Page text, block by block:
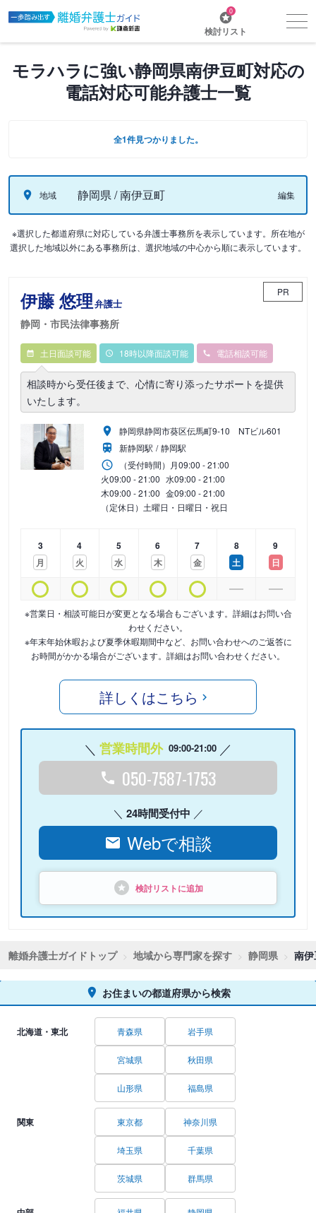
0
検討リスト
モラハラに強い静岡県南伊豆町対応の
電話対応可能弁護士一覧
全1件見つかりました。
地域 静岡県 / 南伊豆町 編集
※選択した都道府県に対応している弁護士事務所を表示しています。所在地が
選択した地域以外にある事務所は、選択地域の中心から順に表示しています。
伊藤 悠理弁護士
静岡・市民法律事務所
PR
土日面談可能 18時以降面談可能 電話相談可能
相談時から受任後まで、心情に寄り添ったサポートを提供
いたします。
静岡県静岡市葵区伝馬町9‐10 NTビル601
新静岡駅
静岡駅
（受付時間） 月09:00 - 21:00
火09:00 - 21:00 水09:00 - 21:00
木09:00 - 21:00 金09:00 - 21:00
（定休日）土曜日・日曜日・祝日
3
月
4
火
5
水
6
木
7
金
8
土
9
日
※営業日・相談可能日が変更となる場合もございます。詳細はお問い合
わせください。
※年末年始休暇および夏季休暇期間中など、お問い合わせへのご返答に
お時間がかかる場合がございます。詳細はお問い合わせください。
詳しくはこちら
営業時間外 09:00-21:00
050-7587-1753
24時間受付中
Webで相談
検討リストに追加
離婚弁護士ガイドトップ 地域から専門家を探す 静岡県 南
お住まいの都道府県から検索
北海道・東北 青森県 岩手県
宮城県 秋田県
山形県 福島県
関東 東京都 神奈川県
埼玉県 千葉県
茨城県 群馬県